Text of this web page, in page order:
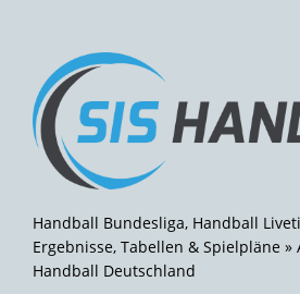
Handball Bundesliga, Handball
Ergebnisse, Tabellen & Spielpläne
Handball Deutschland